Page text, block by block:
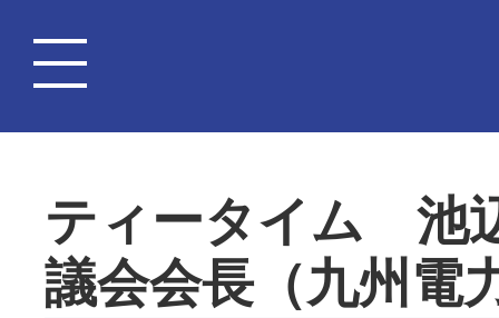
ティータイム 池
議会会長（九州電